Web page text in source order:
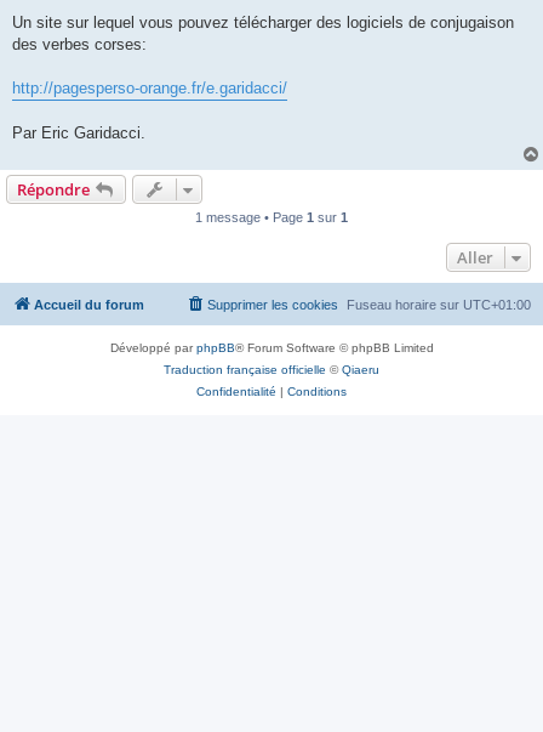
s
a
Un site sur lequel vous pouvez télécharger des logiciels de conjugaison
des verbes corses:
http://pagesperso-orange.fr/e.garidacci/
Par Eric Garidacci.
Répondre
1 message • Page 1 sur 1
Aller
Accueil du forum Fuseau horaire sur UTC+01:00
Supprimer les cookies
Développé parphpBB® Forum Software © phpBB Limited
Traduction française officielle ©Qiaeru
Confidentialité | Conditions